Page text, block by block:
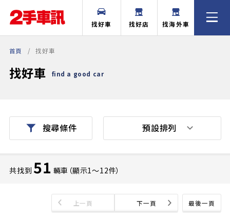
找好車 找好店 找海外車
首頁 找好車
找好車 find a good car
搜尋條件
共找到 51 輛車（顯示1〜12件）
最後一頁
上一頁 下一頁
預設排列